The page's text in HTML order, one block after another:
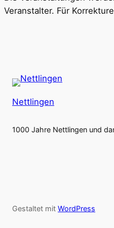
Veranstalter. Für
Nettlingen
1000 Jahre Nettlingen und
Gestaltet mit WordPress